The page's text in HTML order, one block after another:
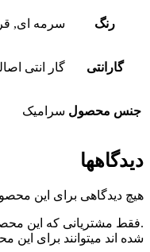
رنگ سرمه ای,
گارانتی گار انتی
جنس محصول سرامیک
دیدگاهها
هیچ دیدگاهی برای این
.فقط مشتریانی که این
شده اند میتوانند برای این